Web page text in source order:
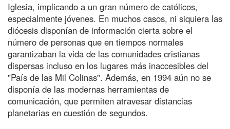
Iglesia, implicando a un gran número de católicos,
especialmente jóvenes. En muchos casos, ni siquiera las
diócesis disponían de información cierta sobre el
número de personas que en tiempos normales
garantizaban la vida de las comunidades cristianas
dispersas incluso en los lugares más inaccesibles del
"País de las Mil Colinas". Además, en 1994 aún no se
disponía de las modernas herramientas de
comunicación, que permiten atravesar distancias
planetarias en cuestión de segundos.